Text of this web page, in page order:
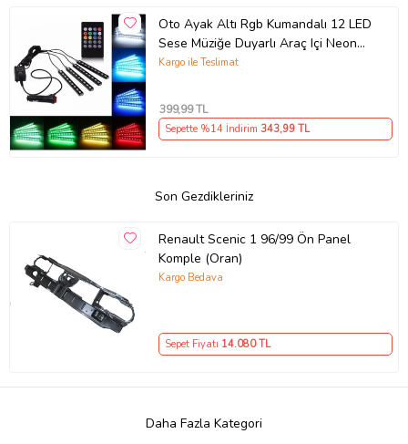
Oto Ayak Altı Rgb Kumandalı 12 LED
Sese Müziğe Duyarlı Araç Içi Neon
LED
Kargo ile Teslimat
399,99 TL
Sepette %14 İndirim 343,99 TL
Son Gezdikleriniz
Renault Scenic 1 96/99 Ön Panel
Komple (Oran)
Kargo Bedava
Sepet Fiyatı 14.080TL
Daha Fazla Kategori